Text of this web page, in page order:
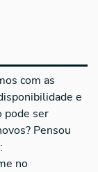
com as
e
pode ser
Pensou
no